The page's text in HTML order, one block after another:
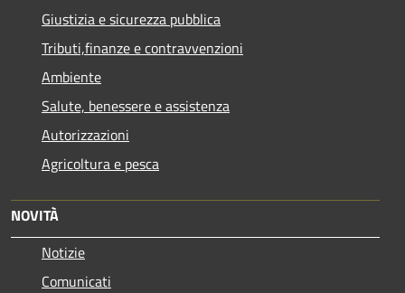
Giustizia e sicurezza pubblica
Tributi,finanze e contravvenzioni
Ambiente
Salute, benessere e assistenza
Autorizzazioni
Agricoltura e pesca
NOVITÀ
Notizie
Comunicati